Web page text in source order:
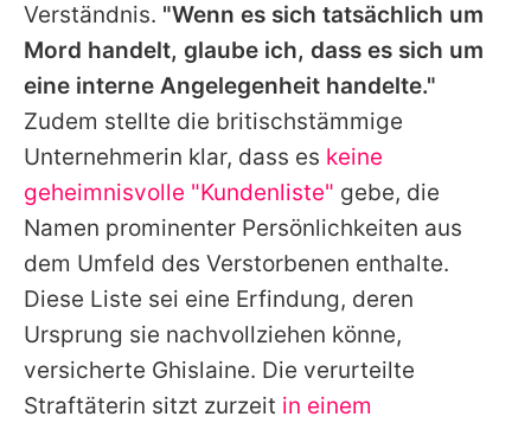
Verständnis. "Wenn es sich tatsächlich um
Mord handelt, glaube ich, dass es sich um
eine interne Angelegenheit handelte."
Zudem stellte die britischstämmige
Unternehmerin klar, dass es keine
geheimnisvolle "Kundenliste" gebe, die
Namen prominenter Persönlichkeiten aus
dem Umfeld des Verstorbenen enthalte.
Diese Liste sei eine Erfindung, deren
Ursprung sie nachvollziehen könne,
versicherte Ghislaine. Die verurteilte
Straftäterin sitzt zurzeit in einem